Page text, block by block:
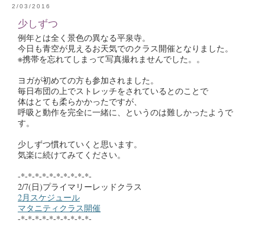
2/03/2016
少しずつ
例年とは全く景色の異なる平泉寺。
今日も青空が見えるお天気でのクラス開催となりました。
※携帯を忘れてしまって写真撮れませんでした。。
ヨガが初めての方も参加されました。
毎日布団の上でストレッチをされているとのことで
体はとても柔らかかったですが、
呼吸と動作を完全に一緒に、というのは難しかったようで
す。
少しずつ慣れていくと思います。
気楽に続けてみてください。
-*-*-*-*-*-*-*-*-*-*-
2/7(日)プライマリーレッドクラス
2月スケジュール
マタニティクラス開催
-*-*-*-*-*-*-*-*-*-*-